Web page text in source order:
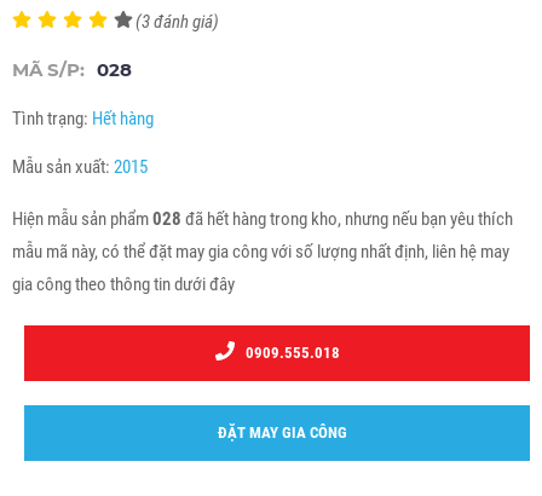
(3 đánh giá)
MÃ S/P: 028
Tình trạng: Hết hàng
Mẫu sản xuất: 2015
Hiện mẫu sản phẩm028 đã hết hàng trong kho, nhưng nếu bạn yêu thích
mẫu mã này, có thể đặt may gia công với số lượng nhất định, liên hệ may
gia công theo thông tin dưới đây
0909.555.018
ĐẶT MAY GIA CÔNG